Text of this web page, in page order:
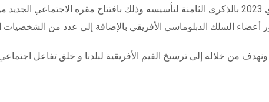
مجلس الأعمال التونسي الإفريقي يوم 25 ماي 2023 بالذكرى الثامنة لتأسيسه وذلك